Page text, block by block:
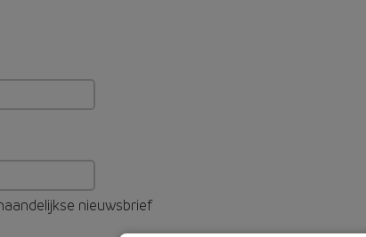
nieuwsbrief